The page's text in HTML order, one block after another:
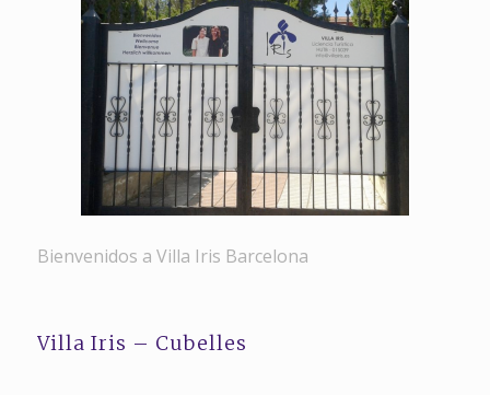
Bienvenidos a Villa Iris Barcelona
Villa Iris – Cubelles